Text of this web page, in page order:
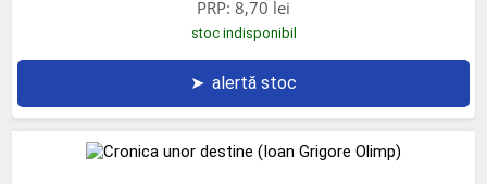
PRP: 8,70 lei
stoc indisponibil
➤ alertă stoc